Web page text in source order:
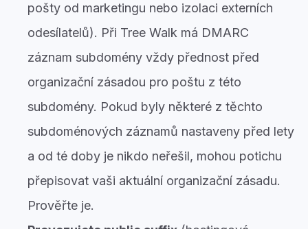
pošty od marketingu nebo izolaci externích
odesílatelů). Při Tree Walk má DMARC
záznam subdomény vždy přednost před
organizační zásadou pro poštu z této
subdomény. Pokud byly některé z těchto
subdoménových záznamů nastaveny před lety
a od té doby je nikdo neřešil, mohou potichu
přepisovat vaši aktuální organizační zásadu.
Prověřte je.